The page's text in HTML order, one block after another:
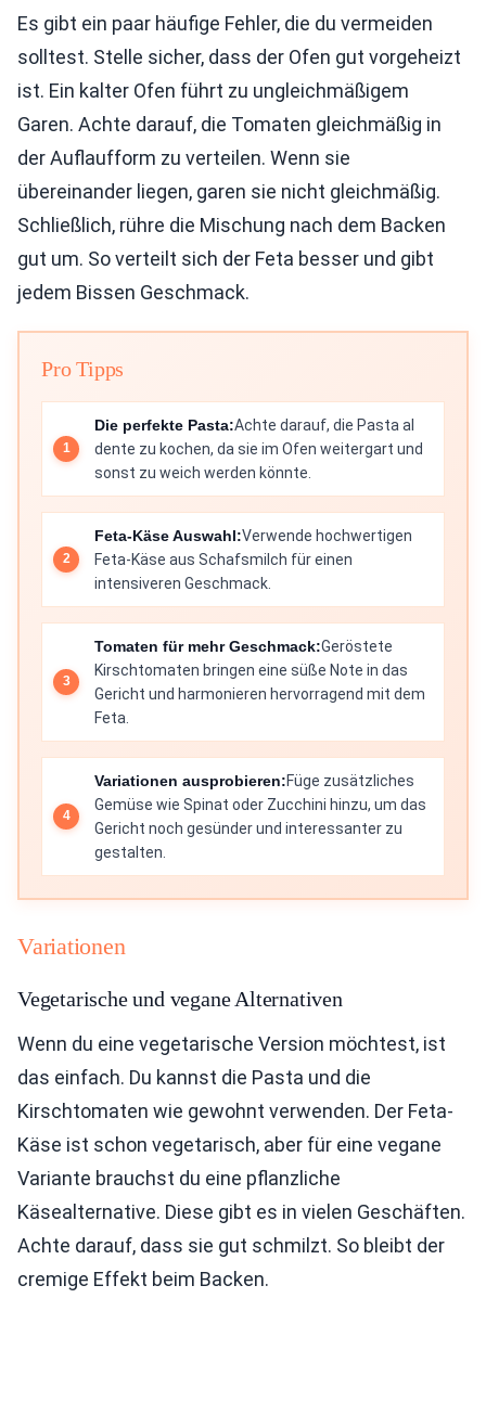
Es gibt ein paar häufige Fehler, die du vermeiden
solltest. Stelle sicher, dass der Ofen gut vorgeheizt
ist. Ein kalter Ofen führt zu ungleichmäßigem
Garen. Achte darauf, die Tomaten gleichmäßig in
der Auflaufform zu verteilen. Wenn sie
übereinander liegen, garen sie nicht gleichmäßig.
Schließlich, rühre die Mischung nach dem Backen
gut um. So verteilt sich der Feta besser und gibt
jedem Bissen Geschmack.
Pro Tipps
Die perfekte Pasta:Achte darauf, die Pasta al
dente zu kochen, da sie im Ofen weitergart und
sonst zu weich werden könnte.
Feta-Käse Auswahl:Verwende hochwertigen
Feta-Käse aus Schafsmilch für einen
intensiveren Geschmack.
Tomaten für mehr Geschmack:Geröstete
Kirschtomaten bringen eine süße Note in das
Gericht und harmonieren hervorragend mit dem
Feta.
Variationen ausprobieren:Füge zusätzliches
Gemüse wie Spinat oder Zucchini hinzu, um das
Gericht noch gesünder und interessanter zu
gestalten.
Variationen
Vegetarische und vegane Alternativen
Wenn du eine vegetarische Version möchtest, ist
das einfach. Du kannst die Pasta und die
Kirschtomaten wie gewohnt verwenden. Der Feta-
Käse ist schon vegetarisch, aber für eine vegane
Variante brauchst du eine pflanzliche
Käsealternative. Diese gibt es in vielen Geschäften.
Achte darauf, dass sie gut schmilzt. So bleibt der
cremige Effekt beim Backen.